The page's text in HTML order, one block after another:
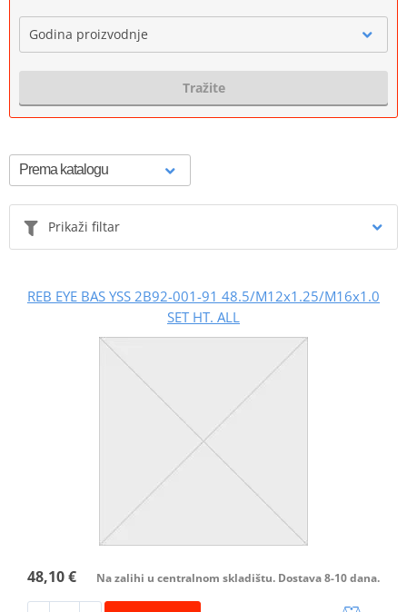
Godina proizvodnje
Tražite
Prikaži filtar
REB EYE BAS YSS 2B92-001-91 48.5/M12x1.25/M16x1.0
SET HT. ALL
48,10 € Na zalihi u centralnom skladištu. Dostava 8-10 dana.